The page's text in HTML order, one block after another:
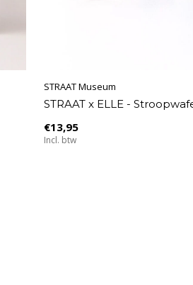
STRAAT Museum
STRAAT x ELLE -
€13,95
Incl. btw